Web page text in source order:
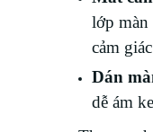
lớp màn
cảm
Dán
dễ ám